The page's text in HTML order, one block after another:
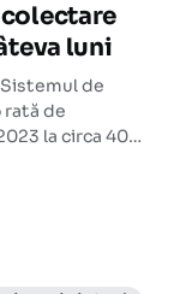
colectare
luni
Sistemul de
rată de
la circa 40%